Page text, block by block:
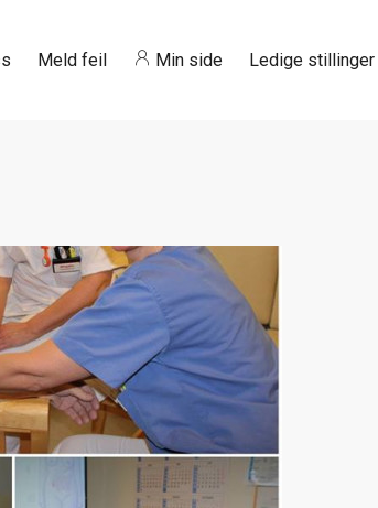
Meld feil Min side Ledige stillinger